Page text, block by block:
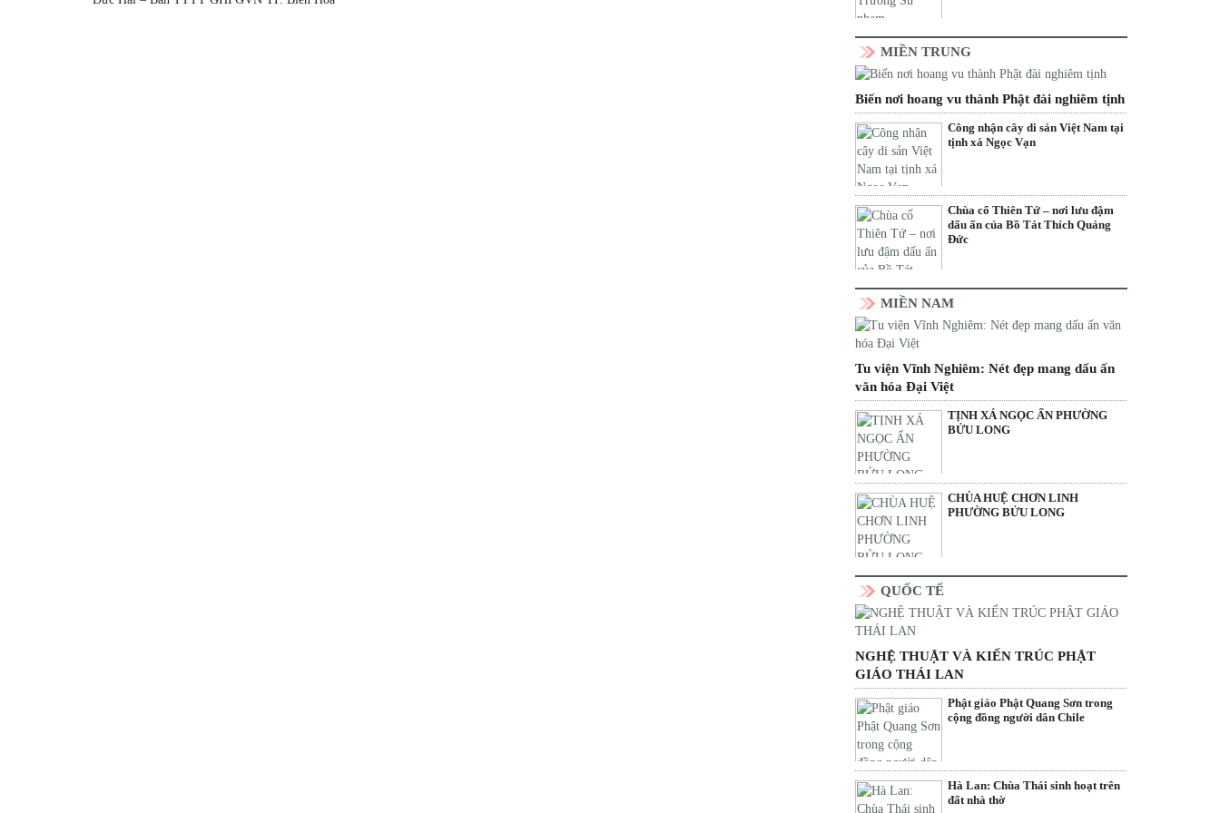
MIỀN TRUNG
Biến nơi hoang vu thành Phật đài nghiêm tịnh
Công nhận cây di sản Việt Nam tại
tịnh xá Ngọc Vạn
Chùa cổ Thiên Tứ – nơi lưu đậm
dấu ấn của Bồ Tát Thích Quảng
Đức
MIỀN NAM
Tu viện Vĩnh Nghiêm: Nét đẹp mang dấu ấn
văn hóa Đại Việt
TỊNH XÁ NGỌC ẤN PHƯỜNG
BỬU LONG
CHÙA HUỆ CHƠN LINH
PHƯỜNG BỬU LONG
QUỐC TẾ
NGHỆ THUẬT VÀ KIẾN TRÚC PHẬT
GIÁO THÁI LAN
Phật giáo Phật Quang Sơn trong
cộng đồng người dân Chile
Hà Lan: Chùa Thái sinh hoạt trên
đất nhà thờ